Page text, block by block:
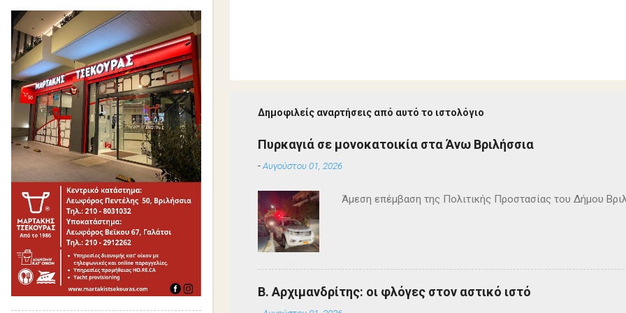
Δημοφιλείς αναρτήσεις από αυτό το ιστολόγιο
Πυρκαγιά σε μονοκατοικία στα Άνω Βριλήσσια
-Αυγούστου 01, 2026
Άμεση επέμβαση της Πολιτικής Προστασίας του Δήμου
Β. Αρχιμανδρίτης: οι φλόγες στον αστικό ιστό